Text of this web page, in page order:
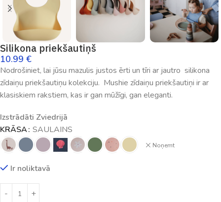
Silikona priekšautiņš
10.99 €
Nodrošiniet, lai jūsu mazulis justos ērti un tīri ar jautro silikona
zīdaiņu priekšautiņu kolekciju. Mushie zīdaiņu priekšautiņi ir ar
klasiskiem rakstiem, kas ir gan mūžīgi, gan eleganti.
Izstrādāti Zviedrijā
KRĀSA SAULAINS
Noņemt
Ir noliktavā